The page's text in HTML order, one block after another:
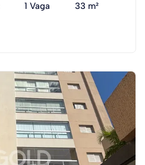
1 Vaga 33 m²